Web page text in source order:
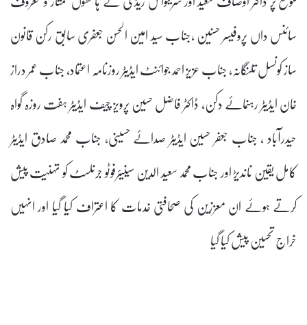
سائنس داں پروفیسر حسنین ،جناب سید امین الحسن جعفری سابق رکن قانون
ساز کونسل تلنگانہ، جناب عزیز احمد جوائنٹ ایڈیٹر روزنامہ اعتماد، جناب عمر دراز
خان ایڈیٹر رہنمائے دکن، ڈاکٹر فاضل حسین پرویز چیف ایڈیٹر ہفت روزہ گواہ
حیدرآباد ، جناب جعفر حسین ایڈیٹر صدائے حسینی، جناب محمد صادق ایڈیٹر
کامل یقین ناندیڑ اور جناب محمد سعید الدین سینیئرفوٹو جرنلسٹ کو تہنیت پیش
کرتے ہوئے ان معززین کی صحافتی خدمات کا اعتراف کیا گیا اور انہیں
خراج تحسین پیش کیا گیا